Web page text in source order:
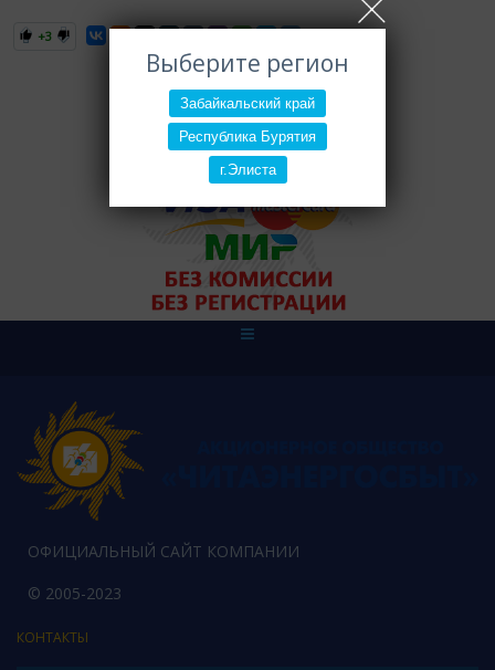
Выберите регион
Забайкальский край
Республика Бурятия
г.Элиста
+3
ОФИЦИАЛЬНЫЙ САЙТ КОМПАНИИ
© 2005-2023
КОНТАКТЫ